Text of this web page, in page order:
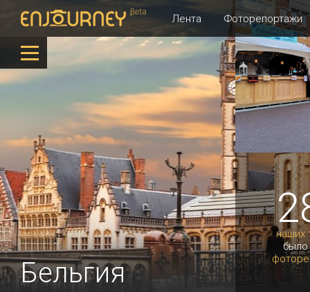
Лента Фоторепортажи
наших
было
Бельгия